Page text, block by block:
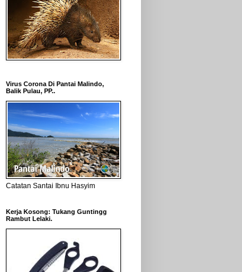
Virus Corona Di Pantai Malindo,
Balik Pulau, PP..
Catatan Santai Ibnu Hasyim
Kerja Kosong: Tukang Guntingg
Rambut Lelaki.